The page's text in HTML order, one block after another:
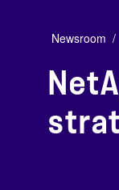
Newsroom